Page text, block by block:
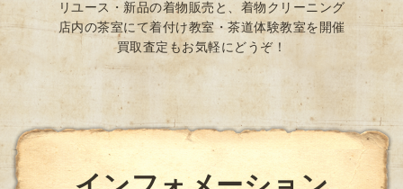
リユース・新品の着物販売と、着物クリーニング
店内の茶室にて着付け教室・茶道体験教室を開催
買取査定もお気軽にどうぞ！